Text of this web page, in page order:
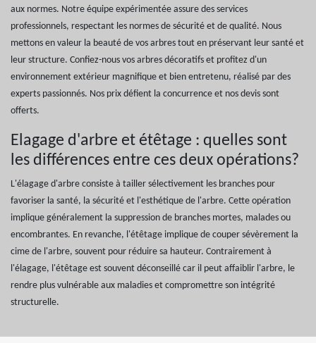
aux normes. Notre équipe expérimentée assure des services
professionnels, respectant les normes de sécurité et de qualité. Nous
mettons en valeur la beauté de vos arbres tout en préservant leur santé et
leur structure. Confiez-nous vos arbres décoratifs et profitez d'un
environnement extérieur magnifique et bien entretenu, réalisé par des
experts passionnés. Nos prix défient la concurrence et nos devis sont
offerts.
Elagage d'arbre et étêtage : quelles sont
les différences entre ces deux opérations?
L'élagage d'arbre consiste à tailler sélectivement les branches pour
favoriser la santé, la sécurité et l'esthétique de l'arbre. Cette opération
implique généralement la suppression de branches mortes, malades ou
encombrantes. En revanche, l'étêtage implique de couper sévèrement la
cime de l'arbre, souvent pour réduire sa hauteur. Contrairement à
l'élagage, l'étêtage est souvent déconseillé car il peut affaiblir l'arbre, le
rendre plus vulnérable aux maladies et compromettre son intégrité
structurelle.